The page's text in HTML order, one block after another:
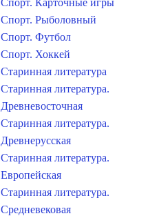
Спорт. Карточные игры
Спорт. Рыболовный
Спорт. Футбол
Спорт. Хоккей
Старинная литература
Старинная литература.
Древневосточная
Старинная литература.
Древнерусская
Старинная литература.
Европейская
Старинная литература.
Средневековая